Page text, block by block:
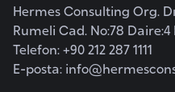
Hermes Consulting Org.
Rumeli Cad. No:78 Daire:4
Telefon: +90 212 287 1111
E-posta:
t
a
n